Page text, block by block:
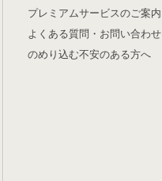
プレミアムサービスのご案内
よくある質問・お問い合わせ
のめり込む不安のある方へ